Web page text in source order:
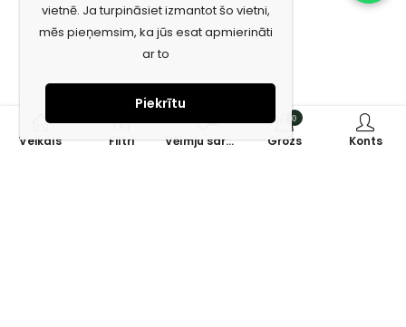
Veikals Filtri Vēlmju saraksts
0
Grozs Konts
vietnē. Ja turpināsiet izmantot šo vietni,
mēs pieņemsim, ka jūs esat apmierināti
ar to
Piekrītu